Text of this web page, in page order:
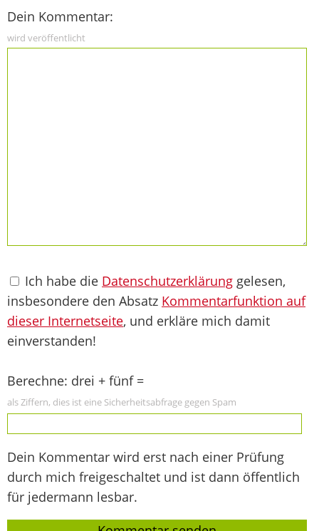
Dein Kommentar:
wird veröffentlicht
Ich habe die Datenschutzerklärung gelesen,
insbesondere den Absatz Kommentarfunktion auf
dieser Internetseite, und erkläre mich damit
einverstanden!
Berechne: drei + fünf =
als Ziffern, dies ist eine Sicherheitsabfrage gegen Spam
Dein Kommentar wird erst nach einer Prüfung
durch mich freigeschaltet und ist dann öffentlich
für jedermann lesbar.